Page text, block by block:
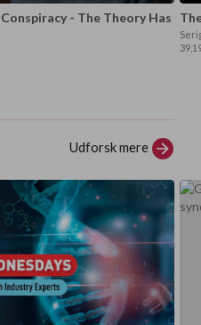
- The Theory Has
Udforsk mere